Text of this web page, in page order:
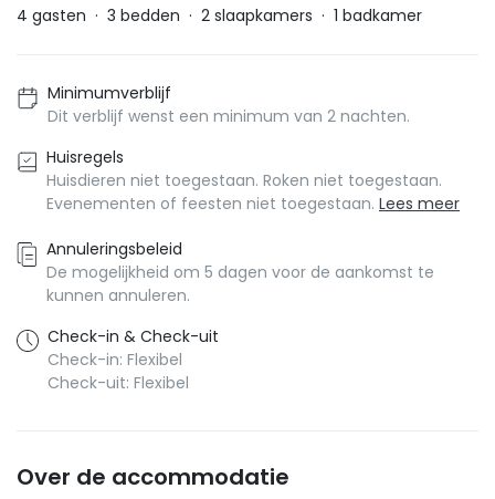
4 gasten · 3 bedden · 2 slaapkamers · 1 badkamer
Minimumverblijf
Dit verblijf wenst een minimum van 2 nachten.
Huisregels
Huisdieren niet toegestaan. Roken niet toegestaan.
Evenementen of feesten niet toegestaan. Lees meer
Annuleringsbeleid
De mogelijkheid om 5 dagen voor de aankomst te
kunnen annuleren.
Check-in & Check-uit
Check-in: Flexibel
Check-uit: Flexibel
Over de accommodatie